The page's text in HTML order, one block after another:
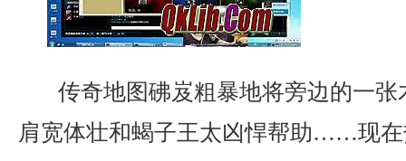
传奇地图砩岌粗暴地将旁边的一
肩宽体壮和蝎子王太凶悍帮助……现